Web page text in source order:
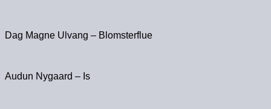
Dag Magne Ulvang – Blomsterflue
Audun Nygaard – Is